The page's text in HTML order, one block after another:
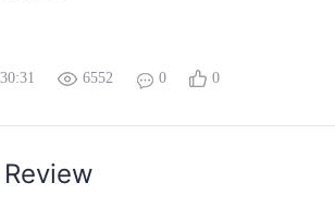
6552 0 0